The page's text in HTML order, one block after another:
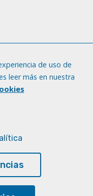
de uso de
leer más en nuestra